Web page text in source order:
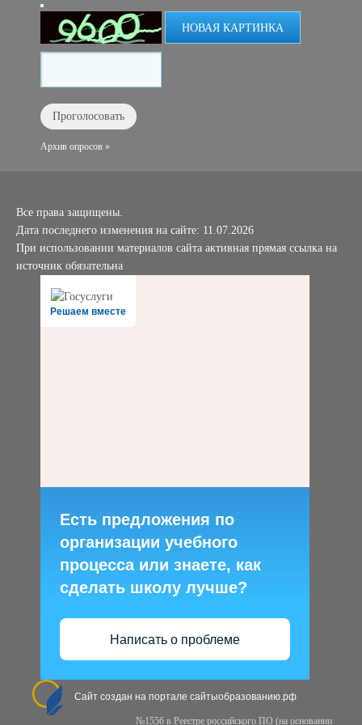
НОВАЯ КАРТИНКА
Архив опросов »
Все права защищены.
Дата последнего изменения на сайте: 11.07.2026
При использовании материалов сайта активная прямая ссылка на
источник обязательна
Решаем вместе
Есть предложения по
организации учебного
процесса или знаете, как
сделать школу лучше?
Написать о проблеме
Сайт создан на портале сайтыобразованию.рф
№1556 в Реестре российского ПО (на основании